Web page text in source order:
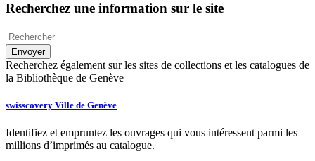
Recherchez une information sur le site
Recherchez également sur les sites de collections et les catalogues de
la Bibliothèque de Genève
swisscovery Ville de Genève
Identifiez et empruntez les ouvrages qui vous intéressent parmi les
millions d’imprimés au catalogue.